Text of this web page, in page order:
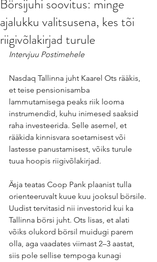
Börsijuhi soovitus: minge
ajalukku valitsusena, kes tõi
riigivõlakirjad turule
Intervjuu Postimehele
Nasdaq Tallinna juht Kaarel Ots rääkis,
et teise pensionisamba
lammutamisega peaks riik looma
instrumendid, kuhu inimesed saaksid
raha investeerida. Selle asemel, et
rääkida kinnisvara soetamisest või
lastesse panustamisest, võiks turule
tuua hoopis riigivõlakirjad.
Äsja teatas Coop Pank plaanist tulla
orienteeruvalt kuue kuu jooksul börsile.
Uudist tervitasid nii investorid kui ka
Tallinna börsi juht. Ots lisas, et alati
võiks olukord börsil muidugi parem
olla, aga vaadates viimast 2–3 aastat,
siis pole sellise tempoga kunagi